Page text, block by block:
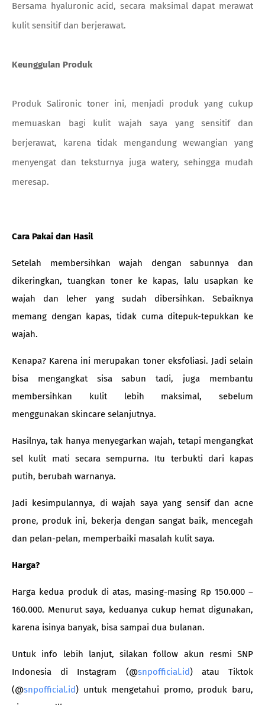
Bersama hyaluronic acid, secara maksimal dapat merawat
kulit sensitif dan berjerawat.
Keunggulan Produk
Produk Salironic toner ini, menjadi produk yang cukup
memuaskan bagi kulit wajah saya yang sensitif dan
berjerawat, karena tidak mengandung wewangian yang
menyengat dan teksturnya juga watery, sehingga mudah
meresap.
Cara Pakai dan Hasil
Setelah membersihkan wajah dengan sabunnya dan
dikeringkan, tuangkan toner ke kapas, lalu usapkan ke
wajah dan leher yang sudah dibersihkan. Sebaiknya
memang dengan kapas, tidak cuma ditepuk-tepukkan ke
wajah.
Kenapa? Karena ini merupakan toner eksfoliasi. Jadi selain
bisa mengangkat sisa sabun tadi, juga membantu
membersihkan kulit lebih maksimal, sebelum
menggunakan skincare selanjutnya.
Hasilnya, tak hanya menyegarkan wajah, tetapi mengangkat
sel kulit mati secara sempurna. Itu terbukti dari kapas
putih, berubah warnanya.
Jadi kesimpulannya, di wajah saya yang sensif dan acne
prone, produk ini, bekerja dengan sangat baik, mencegah
dan pelan-pelan, memperbaiki masalah kulit saya.
Harga?
Harga kedua produk di atas, masing-masing Rp 150.000 –
160.000. Menurut saya, keduanya cukup hemat digunakan,
karena isinya banyak, bisa sampai dua bulanan.
Untuk info lebih lanjut, silakan follow akun resmi SNP
Indonesia di Instagram (@snpofficial.id) atau Tiktok
(@snpofficial.id) untuk mengetahui promo, produk baru,